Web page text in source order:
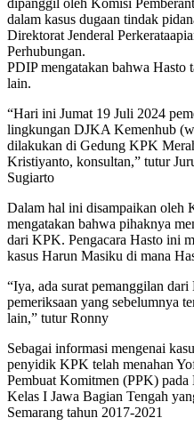
dipanggil oleh Komisi
dalam kasus dugaan tindak
Direktorat Jenderal
Perhubungan.
PDIP mengatakan bahwa Hasto
lain.
“Hari ini Jumat 19 Juli 2024
lingkungan DJKA Kemenhub
dilakukan di Gedung KPK
Kristiyanto, konsultan,” tutur
Sugiarto
Dalam hal ini disampaikan oleh
mengatakan bahwa pihaknya
dari KPK. Pengacara Hasto ini
kasus Harun Masiku di mana
“Iya, ada surat pemanggilan
pemeriksaan yang sebelumnya
lain,” tutur Ronny
Sebagai informasi mengenai
penyidik KPK telah menahan
Pembuat Komitmen (PPK)
Kelas I Jawa Bagian Tengah
Semarang tahun 2017-2021